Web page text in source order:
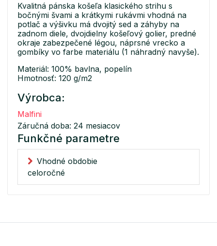
Kvalitná pánska košeľa klasického strihu s
bočnými švami a krátkymi rukávmi vhodná na
potlač a výšivku má dvojitý sed a záhyby na
zadnom diele, dvojdielny košeľový golier, predné
okraje zabezpečené légou, náprsné vrecko a
gombíky vo farbe materiálu (1 náhradný navyše).
Materiál: 100% bavlna, popelín
Hmotnosť: 120 g/m2
Výrobca:
Malfini
Záručná doba: 24 mesiacov
Funkčné parametre
Vhodné obdobie
celoročné